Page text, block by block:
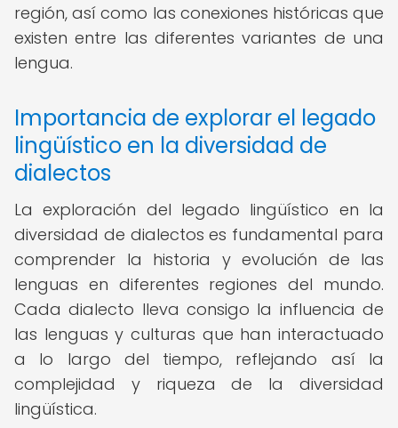
región, así como las conexiones históricas que
existen entre las diferentes variantes de una
lengua.
Importancia de explorar el legado
lingüístico en la diversidad de
dialectos
La exploración del legado lingüístico en la
diversidad de dialectos es fundamental para
comprender la historia y evolución de las
lenguas en diferentes regiones del mundo.
Cada dialecto lleva consigo la influencia de
las lenguas y culturas que han interactuado
a lo largo del tiempo, reflejando así la
complejidad y riqueza de la diversidad
lingüística.